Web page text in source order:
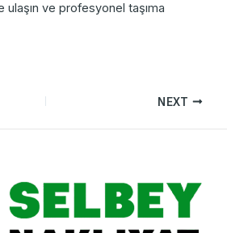
ve profesyonel taşıma
NEXT